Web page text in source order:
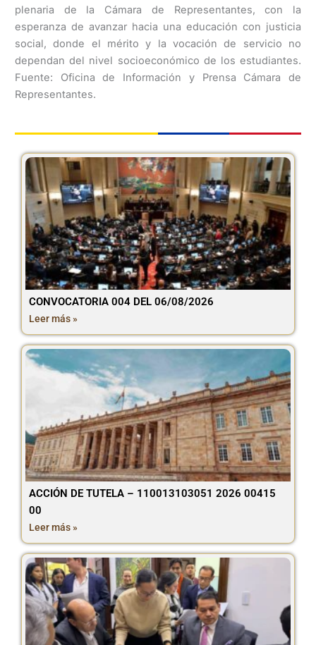
plenaria de la Cámara de Representantes, con la
esperanza de avanzar hacia una educación con justicia
social, donde el mérito y la vocación de servicio no
dependan del nivel socioeconómico de los estudiantes.
Fuente: Oficina de Información y Prensa Cámara de
Representantes.
CONVOCATORIA 004 DEL 06/08/2026
Leer más »
ACCIÓN DE TUTELA – 110013103051 2026 00415
00
Leer más »